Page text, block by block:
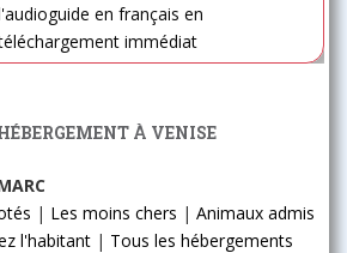
en français en
immédiat
À VENISE
| Les moins chers | Animaux admis
l'habitant | Tous les hébergements